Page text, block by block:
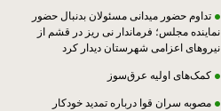
تداوم حضور میدانی مسئولان بدنبال حضور
نماینده مجلس؛ فرماندار نی ریز در قشم از
نیروهای اعزامی شهرستان دیدار کرد
کمک‌های اولیه عرق‌سوز
مصوبه سران قوا درباره تمدید خودکار